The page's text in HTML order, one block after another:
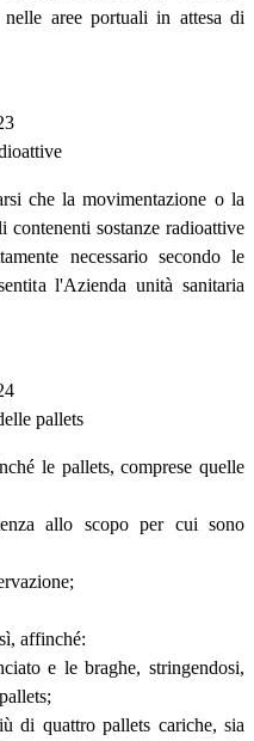
aree portuali in attesa di
che la movimentazione o la
sostanze radioattive
necessario secondo le
l'Azienda unità sanitaria
pallets
le pallets, comprese quelle
allo scopo per cui sono
affinché:
e le braghe, stringendosi,
di quattro pallets cariche, sia